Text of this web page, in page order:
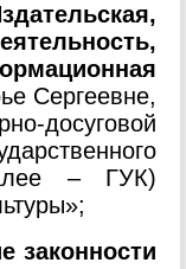
Сергеевне,
досуговой
– ГУК)
законности